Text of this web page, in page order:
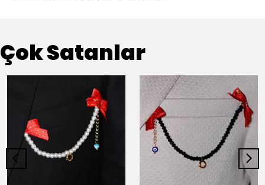
Çok Satanlar